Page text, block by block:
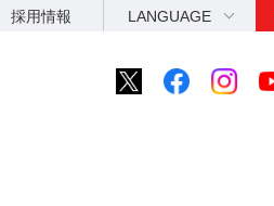
採用情報 LANGUAGE